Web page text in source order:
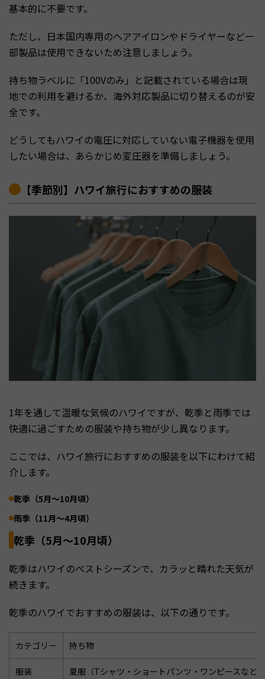
基本的に不要です。
ただし、日本国内専用のヘアアイロンやドライヤーなど一
部製品は使用できないため注意しましょう。
持ち物ラベルに「100Vのみ」と記載されている場合は現
地での利用を避けるか、海外対応製品に切り替えるのが安
全です。
どうしてもハワイの電圧に対応していない電子機器を使用
したい場合は、あらかじめ変圧器を準備しましょう。
【季節別】ハワイ旅行におすすめの服装
1年を通して温暖な気候のハワイですが、乾季と雨季では
快適に過ごすための服装や持ち物が少し異なります。
ここでは、ハワイ旅行におすすめの服装を以下にわけて紹
介します。
乾季（5月～10月頃）
雨季（11月～4月頃）
乾季（5月～10月頃）
乾季はハワイのベストシーズンで、カラッと晴れた天気が
続きます。
乾季のハワイでおすすめの服装は、以下の通りです。
カテゴリー 持ち物
服装 夏服（Tシャツ・ショートパンツ・ワンピースなど）